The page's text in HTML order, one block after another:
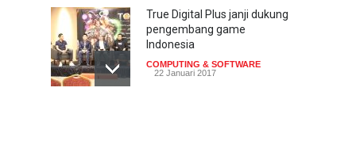
True Digital Plus janji dukung
pengembang game
Indonesia
COMPUTING & SOFTWARE
22 Januari 2017